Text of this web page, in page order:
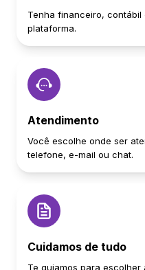
Tenha financeiro, contábil
plataforma.
Atendimento
Você escolhe onde ser
telefone, e-mail ou chat.
Cuidamos de tudo
Te guiamos para escolher